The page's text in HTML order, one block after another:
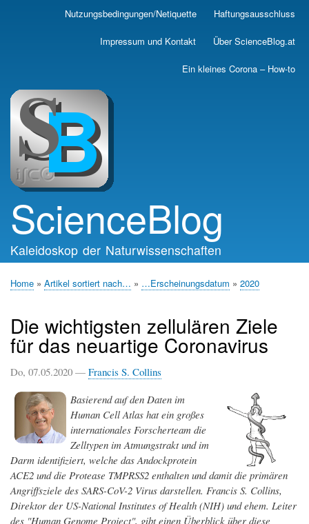
Skip
main
Nutzungsbedingungen/Netiquette Haftungsausschluss
Impressum und Kontakt Über ScienceBlog.at
Ein kleines Corona – How-to
ScienceBlog
Kaleidoskop der Naturwissenschaften
Home Artikel sortiert nach… …Erscheinungsdatum 2020
Die wichtigsten zellulären Ziele
für das neuartige Coronavirus
Do, 07.05.2020 — Francis S. Collins
Basierend auf den Daten im
Human Cell Atlas hat ein großes
internationales Forscherteam die
Zelltypen im Atmungstrakt und im
Darm identifiziert, welche das Andockprotein
ACE2 und die Protease TMPRSS2 enthalten und damit die primären
Angriffsziele des SARS-CoV-2 Virus darstellen. Francis S. Collins,
Direktor der US-National Institutes of Health (NIH) und ehem. Leiter
des "Human Genome Project", gibt einen Überblick über diese